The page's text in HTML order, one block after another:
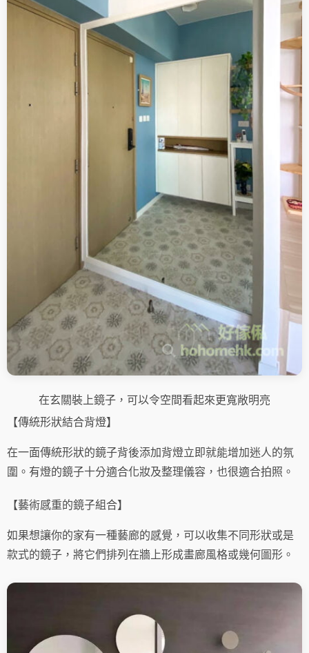
在玄關裝上鏡子，可以令空間看起來更寬敞明亮
【傳統形狀結合背燈】
在一面傳統形狀的鏡子背後添加背燈立即就能增加迷人的氛
圍。有燈的鏡子十分適合化妝及整理儀容，也很適合拍照。
【藝術感重的鏡子組合】
如果想讓你的家有一種藝廊的感覺，可以收集不同形狀或是
款式的鏡子，將它們排列在牆上形成畫廊風格或幾何圖形。